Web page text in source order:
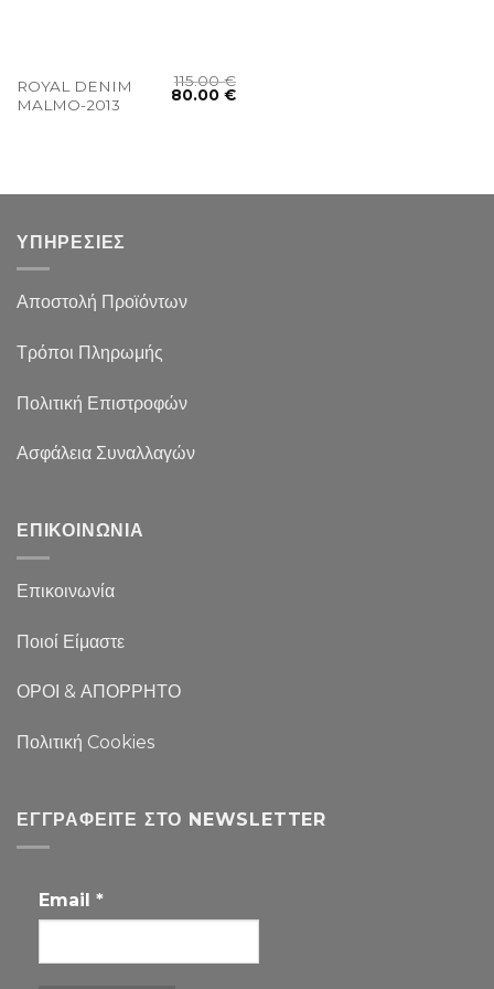
ROYAL DENIM
MALMO-2013
115.00€
80.00€
ΥΠΗΡΕΣΙΕΣ
Αποστολή Προϊόντων
Τρόποι Πληρωμής
Πολιτική Επιστροφών
Ασφάλεια Συναλλαγών
ΕΠΙΚΟΙΝΩΝΙΑ
Επικοινωνία
Ποιοί Είμαστε
ΟΡΟΙ & ΑΠΟΡΡΗΤΟ
Πολιτική Cookies
ΕΓΓΡΑΦΕΊΤΕ ΣΤΟ NEWSLETTER
Email *